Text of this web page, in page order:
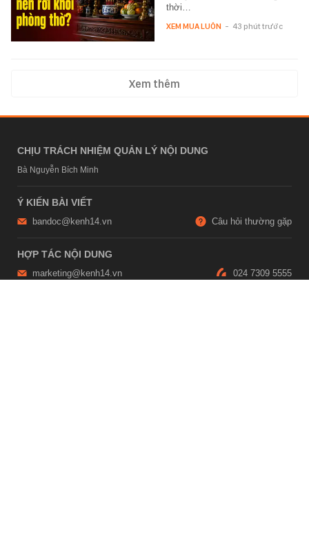
thời…
XEM MUA LUÔN - 43 phút trước
Xem thêm
CHỊU TRÁCH NHIỆM QUẢN LÝ NỘI DUNG
Bà Nguyễn Bích Minh
Ý KIẾN BÀI VIẾT
bandoc@kenh14.vn Câu hỏi thường gặp
HỢP TÁC NỘI DUNG
marketing@kenh14.vn 024 7309 5555